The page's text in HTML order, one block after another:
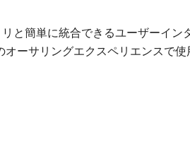
リと簡単に統合できるユーザー
ーサリングエクスペリエンスで使